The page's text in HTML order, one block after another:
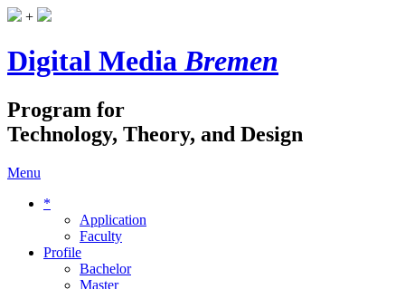
+
Digital MediaBremen
Program for
Technology, Theory, and Design
Menu
*
Application
Faculty
Profile
Bachelor
Master